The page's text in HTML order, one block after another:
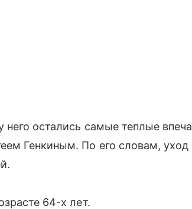
остались самые теплые
Генкиным. По его словам, уход
64-х лет.